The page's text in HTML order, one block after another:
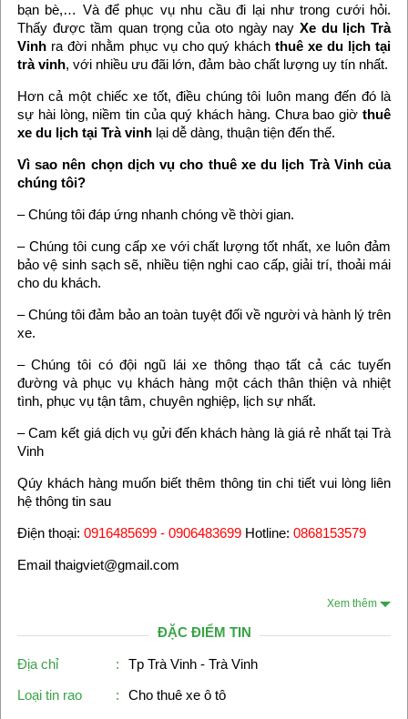
bạn bè,… Và để phục vụ nhu cầu đi lại như trong cưới hỏi.
Thấy được tầm quan trọng của oto ngày nayXe du lịch Trà
Vinhra đời nhằm phục vụ cho quý khách thuê xe du lịch tại
trà vinh, với nhiều ưu đãi lớn, đảm bào chất lượng uy tín nhất.
Hơn cả một chiếc xe tốt, điều chúng tôi luôn mang đến đó là
sự hài lòng, niềm tin của quý khách hàng. Chưa bao giờthuê
xe du lịch tại Trà vinhlại dễ dàng, thuận tiện đến thế.
Vì sao nên chọn dịch vụ cho thuê xe du lịch Trà Vinh của
chúng tôi?
– Chúng tôi đáp ứng nhanh chóng về thời gian.
– Chúng tôi cung cấp xe với chất lượng tốt nhất, xe luôn đảm
bảo vệ sinh sạch sẽ, nhiều tiện nghi cao cấp, giải trí, thoải mái
cho du khách.
– Chúng tôi đảm bảo an toàn tuyệt đối về người và hành lý trên
xe.
– Chúng tôi có đội ngũ lái xe thông thạo tất cả các tuyến
đường và phục vụ khách hàng một cách thân thiện và nhiệt
tình, phục vụ tận tâm, chuyên nghiệp, lịch sự nhất.
– Cam kết giá dịch vụ gửi đến khách hàng là giá rẻ nhất tại Trà
Vinh
Qúy khách hàng muốn biết thêm thông tin chi tiết vui lòng liên
hệ thông tin sau
Điện thoại: 0916485699 - 0906483699 Hotline: 0868153579
Email thaigviet@gmail.com
Xem thêm
ĐẶC ĐIỂM TIN
Địa chỉ :
Tp Trà Vinh - Trà Vinh
Loại tin rao
: Cho thuê xe ô tô